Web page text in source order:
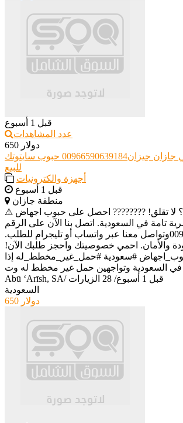
قبل 1 أسبوع
عدد المشاهدات
650 دولار
حبوب الإجهاض في جازان جيزان00966590639184 حبوب سايتوتك
للبيع
أجهزة والكترونيات
قبل 1 أسبوع
منطقة جازان
⚠ حمل غير مخطط له؟ لا تقلق! ???????? احصل على حبوب اجهاض
تامة في السعودية. اتصل بنا الآن على الرقم
00966590639184وتواصل معنا عبر واتساب أو تليجرام للطلب.
والأمان. احمي خصوصيتك واحجز طلبك الآن!
#سعودية #حمل_غير_مخطط_له إذا
Abū ‘Arīsh, SA/ قبل 1 أسبوع / 28 الزيارات
السعودية
650 دولار